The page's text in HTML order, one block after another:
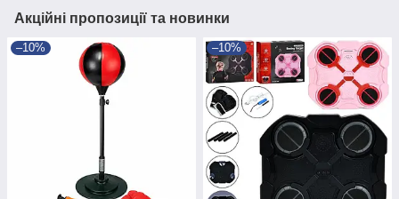
Акційні пропозиції та новинки
–10% –10%